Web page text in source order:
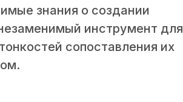
знания о создании
инструмент для
сопоставления их